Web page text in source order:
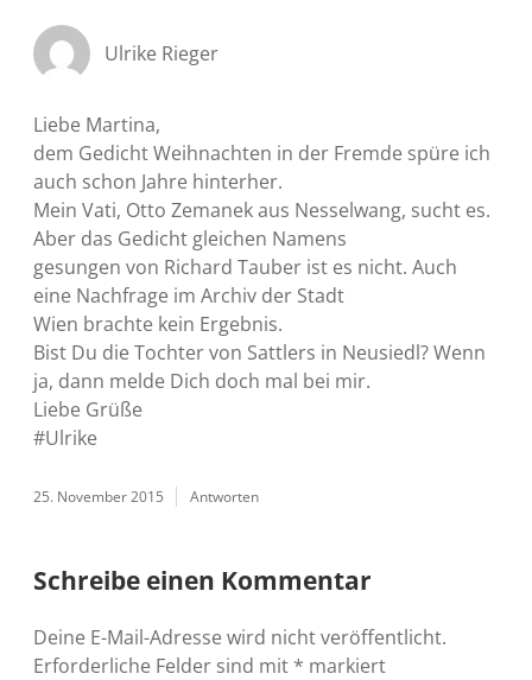
Ulrike Rieger
Liebe Martina,
dem Gedicht Weihnachten in der Fremde spüre ich
auch schon Jahre hinterher.
Mein Vati, Otto Zemanek aus Nesselwang, sucht es.
Aber das Gedicht gleichen Namens
gesungen von Richard Tauber ist es nicht. Auch
eine Nachfrage im Archiv der Stadt
Wien brachte kein Ergebnis.
Bist Du die Tochter von Sattlers in Neusiedl? Wenn
ja, dann melde Dich doch mal bei mir.
Liebe Grüße
#Ulrike
25. November 2015 Antworten
Schreibe einen Kommentar
Deine E-Mail-Adresse wird nicht veröffentlicht.
Erforderliche Felder sind mit * markiert